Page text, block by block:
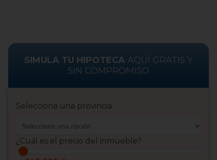
SIMULA TU HIPOTECA AQUÍ GRATIS Y
SIN COMPROMISO
Selecciona una provincia
¿Cuál es el precio del inmueble?